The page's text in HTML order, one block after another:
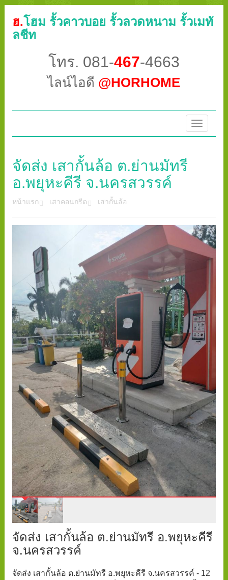
ฮ.โฮม รั้วคาวบอย รั้วลวดหนาม รั้วเมทั
ลชีท
โทร. 081-467-4663
ไลน์ไอดี @HORHOME
Toggle
จัดส่ง เสากั้นล้อ ต.ย่านมัทรี
อ.พยุหะคีรี จ.นครสวรรค์
หน้าแรก เสาคอนกรีต เสากั้นล้อ
จัดส่ง เสากั้นล้อ ต.ย่านมัทรี อ.พยุหะคีรี
จ.นครสวรรค์
จัดส่ง เสากั้นล้อ ต.ย่านมัทรี อ.พยุหะคีรี จ.นครสวรรค์ - 12